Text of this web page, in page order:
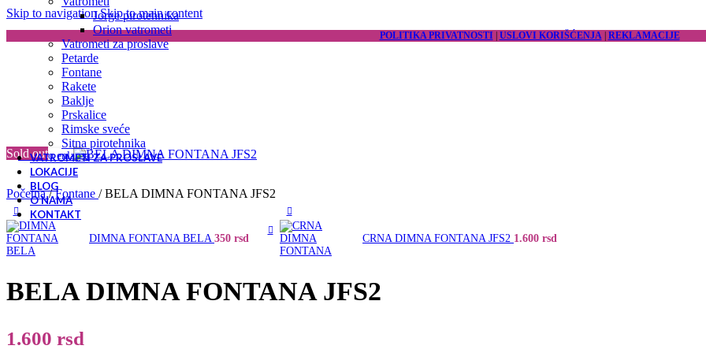
Skip to navigationSkip to main content
POLITIKA PRIVATNOSTI USLOVI KORIŠĆENJA| REKLAMACIJE
Jorge pirotehnika
Orion vatrometi
Vatrometi za proslave
Petarde
Fontane
Rakete
Baklje
Prskalice
Rimske sveće
Sitna pirotehnika
VATROMETI ZA PROSLAVE
LOKACIJE
BLOG
O NAMA
KONTAKT
Sold out
Click to enlarge
Početna/ Fontane / BELA DIMNA FONTANA JFS2
DIMNA FONTANA BELA 350 rsd CRNA DIMNA FONTANA JFS2 1.600 rsd
BELA DIMNA FONTANA JFS2
1.600 rsd